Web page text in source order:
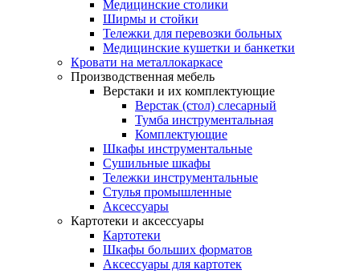
Медицинские столики
Ширмы и стойки
Тележки для перевозки больных
Медицинские кушетки и банкетки
Кровати на металлокаркасе
Производственная мебель
Верстаки и их комплектующие
Верстак (стол) слесарный
Тумба инструментальная
Комплектующие
Шкафы инструментальные
Сушильные шкафы
Тележки инструментальные
Стулья промышленные
Аксессуары
Картотеки и аксессуары
Картотеки
Шкафы больших форматов
Аксессуары для картотек